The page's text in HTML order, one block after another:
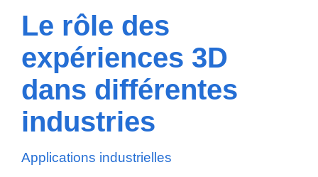
Le rôle des
expériences 3D
dans différentes
industries
Applications industrielles